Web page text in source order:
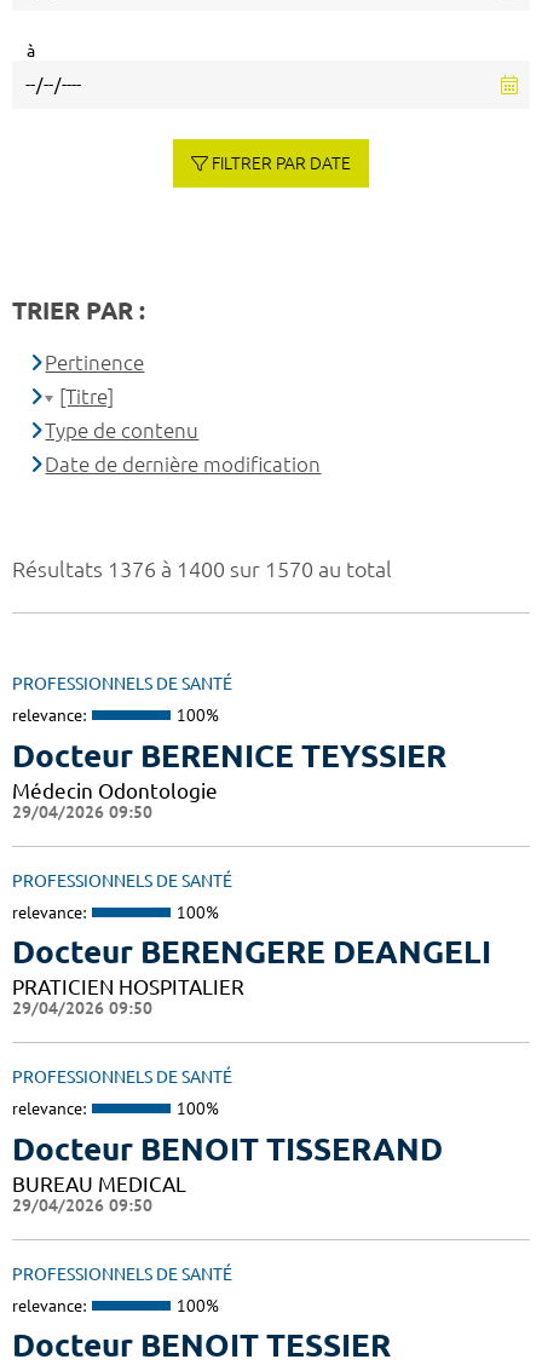
Résultats 1376 à 1400 sur 1570 au total
PROFESSIONNELS DE SANTÉ
relevance: 100%
Docteur BERENICE TEYSSIER
Médecin Odontologie
29/04/2026 09:50
PROFESSIONNELS DE SANTÉ
relevance: 100%
Docteur BERENGERE DEANGELI
PRATICIEN HOSPITALIER
29/04/2026 09:50
PROFESSIONNELS DE SANTÉ
relevance: 100%
Docteur BENOIT TISSERAND
BUREAU MEDICAL
29/04/2026 09:50
PROFESSIONNELS DE SANTÉ
relevance: 100%
Docteur BENOIT TESSIER
à
FILTRER PAR DATE
TRIER PAR :
Pertinence
[Titre]
Type de contenu
Date de dernière modification